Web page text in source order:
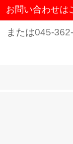
お問い合わせは
または045-